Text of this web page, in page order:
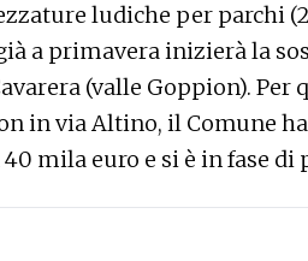
ludiche per parchi
a primavera inizierà la
(valle Goppion). Per
in via Altino, il Comune
mila euro e si è in fase di